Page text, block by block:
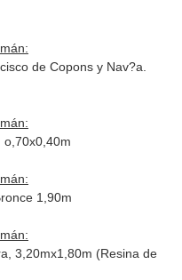
de Copons y Nav?a.
o,70x0,40m
1,90m
3,20mx1,80m (Resina de